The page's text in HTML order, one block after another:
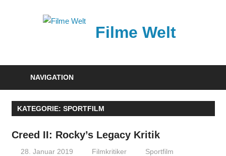
Filme Welt
von
aktuellen
NAVIGATION
KATEGORIE: SPORTFILM
Creed II: Rocky’s Legacy Kritik
28. Januar 2019 Filmkritiker Sportfilm